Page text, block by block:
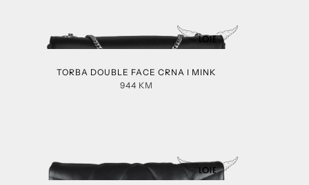
TORBA DOUBLE FACE CRNA I MINK
944 KM